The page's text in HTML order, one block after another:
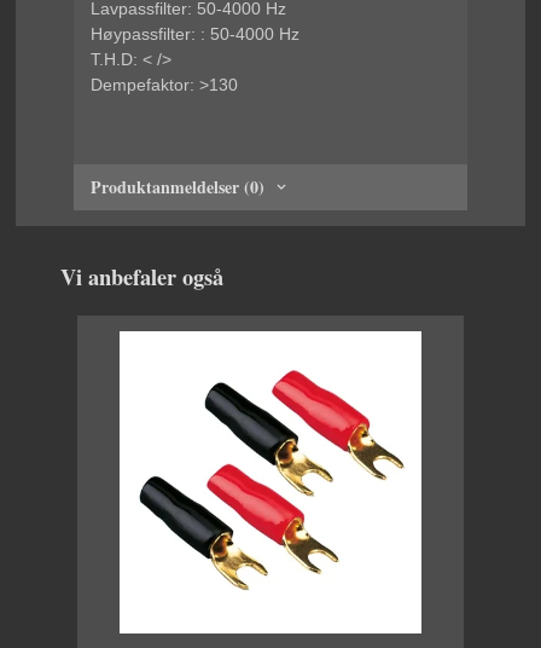
Lavpassfilter: 50-4000 Hz
Høypassfilter: : 50-4000 Hz
T.H.D: < />
Dempefaktor: >130
Produktanmeldelser (0)
Vi anbefaler også